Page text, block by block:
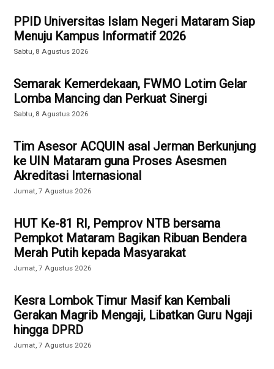
PPID Universitas Islam Negeri Mataram Siap
Menuju Kampus Informatif 2026
Sabtu, 8 Agustus 2026
Semarak Kemerdekaan, FWMO Lotim Gelar
Lomba Mancing dan Perkuat Sinergi
Sabtu, 8 Agustus 2026
Tim Asesor ACQUIN asal Jerman Berkunjung
ke UIN Mataram guna Proses Asesmen
Akreditasi Internasional
Jumat, 7 Agustus 2026
HUT Ke-81 RI, Pemprov NTB bersama
Pempkot Mataram Bagikan Ribuan Bendera
Merah Putih kepada Masyarakat
Jumat, 7 Agustus 2026
Kesra Lombok Timur Masif kan Kembali
Gerakan Magrib Mengaji, Libatkan Guru Ngaji
hingga DPRD
Jumat, 7 Agustus 2026